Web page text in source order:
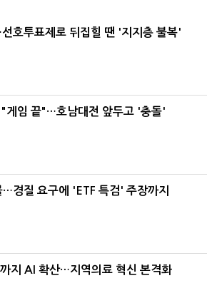
호투표제로 뒤집힐 땐 '지지층 불복'
게임 끝"…호남대전 앞두고 '충돌'
…경질 요구에 'ETF 특검' 주장까지
지 AI 확산…지역의료 혁신 본격화